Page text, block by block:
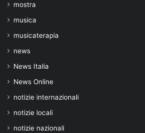
mostra
musica
musicaterapia
news
News Italia
News Online
notizie internazionali
notizie locali
notizie nazionali